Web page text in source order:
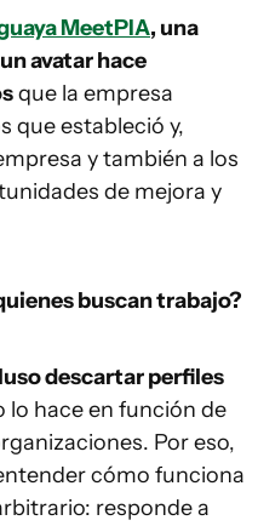
MeetPIA, una
avatar hace
que la empresa
que estableció y,
y también a los
de mejora y
buscan trabajo?
descartar perfiles
lo hace en función de
Por eso,
cómo funciona
responde a